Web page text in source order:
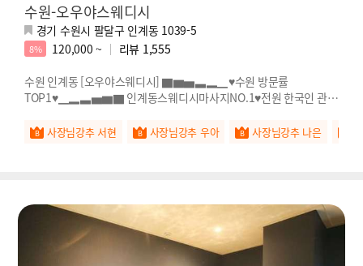
수원-오우야스웨디시
경기 수원시 팔달구 인계동 1039-5
8% 120,000 ~ 리뷰 1,555
수원 인계동 [오우야스웨디시] ▇▆▅▃▂▁♥수원 방문률
TOP1♥▁▂▃▅▆▇ 인계동스웨디시마사지NO.1♥전원 한국인 관리
사장님강추 서현 사장님강추 우아 사장님강추 나은